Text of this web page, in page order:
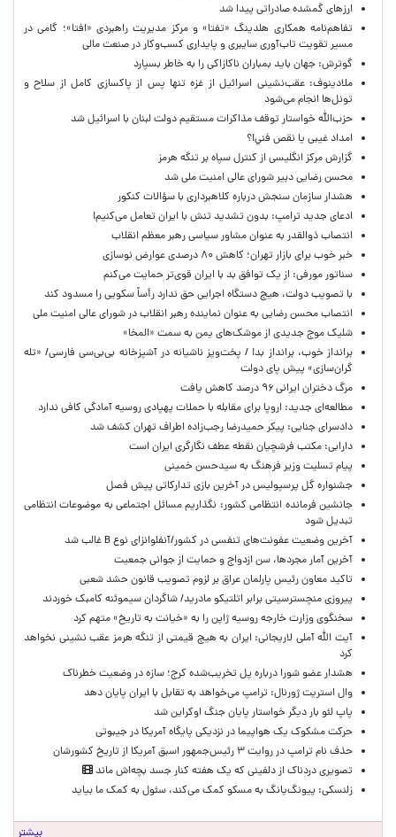
ارزهای گمشده صادراتی پیدا شد
تفاهم‌نامه همکاری هلدینگ «تفتا» و مرکز مدیریت راهبردی «افتا»؛ گامی در
مسیر تقویت تاب‌آوری سایبری و پایداری کسب‌وکار در صنعت مالی
گوترش: جهان باید بمباران ناکازاکی را به‌ خاطر بسپارد
ملادینوف: عقب‌نشینی اسرائیل از غزه تنها پس از پاکسازی کامل از سلاح و
تونل‌ها انجام می‌شود
حزب‌الله خواستار توقف مذاکرات مستقیم دولت لبنان با اسرائیل شد
امداد غیبی يا نقص فني!؟
گزارش مرکز انگلیسی از کنترل سپاه بر تنگه هرمز
محسن رضایی دبیر شورای عالی امنیت ملی شد
هشدار سازمان سنجش درباره کلاهبرداری با سؤالات کنکور
ادعای جدید ترامپ: بدون تشدید تنش با ایران تعامل می‌کنیم!
انتصاب ذوالقدر به عنوان مشاور سیاسی رهبر معظم انقلاب
خبر خوب برای بازار تهران؛ کاهش ۸۰ درصدی عوارض نوسازی
سناتور مورفی: از یک توافق بد با ایران قوی‌تر حمایت می‌کنم
با تصویب دولت، هیچ دستگاه اجرایی حق ندارد رأساً سکویی را مسدود کند
انتصاب محسن رضایی به عنوان نماینده رهبر انقلاب در شورای عالی امنیت ملی
شلیک موج جدیدی از موشک‌های یمن به سمت «المخا»
برانداز خوب، برانداز بد! / پخت‌وپز ناشیانه در آشپزخانه‌ بی‌بی‌سی فارسی/ «تله
گران‌سازی» پیش پای دولت
مرگ دختران ایرانی ۹۶ درصد کاهش یافت
مطالعه‌ای جدید: اروپا برای مقابله با حملات پهپادی روسیه آمادگی کافی ندارد
دادسرای جنایی: پیکر حمیدرضا رجب‌زاده اطراف تهران کشف شد
دارابی: مکتب فرشچیان نقطه عطف نگارگری ایران است
پیام تسلیت وزیر فرهنگ به سیدحسن خمینی
جشنواره گل پرسپولیس در آخرین بازی تدارکاتی پیش فصل
جانشین فرمانده انتظامی کشور: نگذاریم مسائل اجتماعی به موضوعات انتظامی
تبدیل شود
آخرین وضعیت عفونت‌های تنفسی در کشور/آنفلوانزای نوع B غالب شد
آخرین آمار مجردها، سن ازدواج و حمایت از جوانی جمعیت
تاکید معاون رئیس پارلمان عراق بر لزوم تصویب قانون حشد شعبی
پیروزی منچسترسیتی برابر اتلتیکو مادرید/ شاگردان سیموئنه کامبک خوردند
سخنگوی وزارت خارجه روسیه ژاپن را به «خیانت به تاریخ» متهم کرد
آیت الله آملی لاریجانی: ایران به هیچ قیمتی از تنگه هرمز عقب نشینی نخواهد
کرد
هشدار عضو شورا درباره پل تخریب‌شده کرج؛ سازه در وضعیت خطرناک
وال‌ استریت ژورنال: ترامپ می‌خواهد به تقابل با ایران پایان دهد
پاپ لئو بار دیگر خواستار پایان جنگ اوکراین شد
حرکت مشکوک یک هواپیما در نزدیکی پایگاه آمریکا در جیبوتی
حذف نام ترامپ در روایت ۳ رئیس‌جمهور اسبق آمریکا از تاریخ کشورشان
تصویری دردناک از دلفینی که یک هفته کنار جسد بچه‌اش ماند
زلنسکی: پیونگ‌یانگ به مسکو کمک می‌کند، سئول به کمک ما بیاید
بیشتر